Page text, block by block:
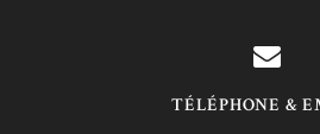
TÉLÉPHONE &